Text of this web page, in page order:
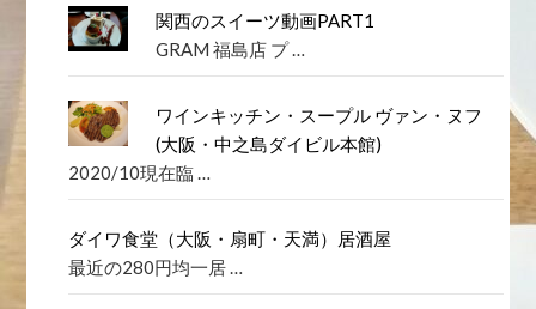
関西のスイーツ動画PART1
GRAM 福島店 プ …
ワインキッチン・スープル ヴァン・ヌフ
(大阪・中之島ダイビル本館)
2020/10現在臨 …
ダイワ食堂（大阪・扇町・天満）居酒屋
最近の280円均一居 …